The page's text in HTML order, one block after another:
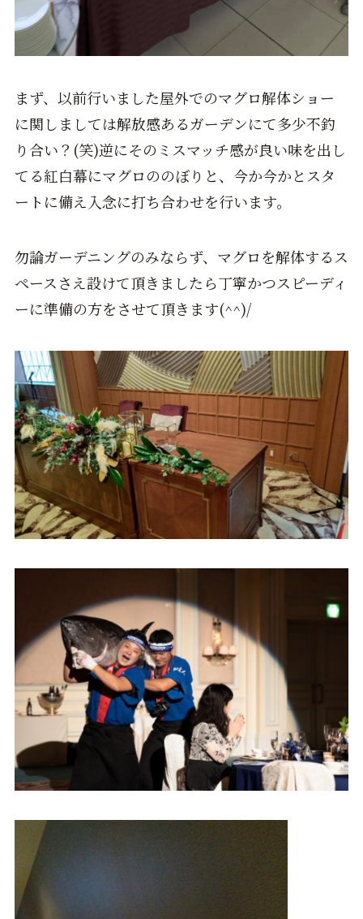
まず、以前行いました屋外でのマグロ解体ショー
に関しましては解放感あるガーデンにて多少不釣
り合い？(笑)逆にそのミスマッチ感が良い味を出し
てる紅白幕にマグロののぼりと、今か今かとスタ
ートに備え入念に打ち合わせを行います。
勿論ガーデニングのみならず、マグロを解体するス
ペースさえ設けて頂きましたら丁寧かつスピーディ
ーに準備の方をさせて頂きます(^^)/